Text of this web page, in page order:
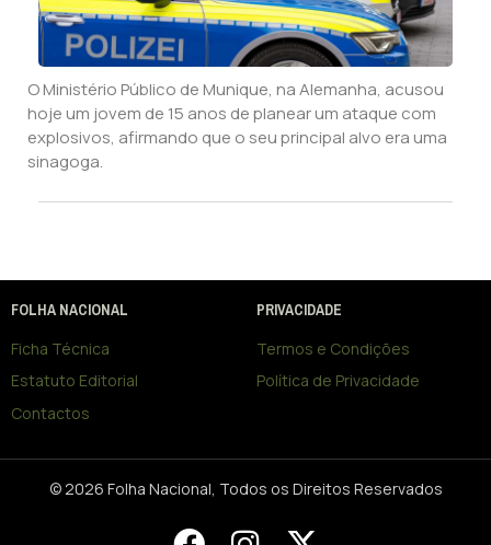
O Ministério Público de Munique, na Alemanha, acusou
hoje um jovem de 15 anos de planear um ataque com
explosivos, afirmando que o seu principal alvo era uma
sinagoga.
FOLHA NACIONAL
Ficha Técnica
Estatuto Editorial
Contactos
PRIVACIDADE
Termos e Condições
Política de Privacidade
© 2026 Folha Nacional, Todos os Direitos Reservados